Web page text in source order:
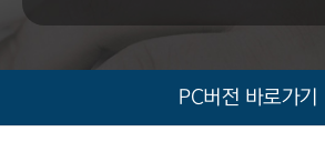
PC버전 바로가기